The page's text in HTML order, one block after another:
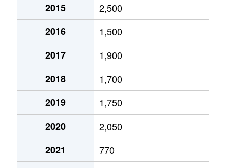
2015
2,500
2016
1,500
2017
1,900
2018
1,700
2019
1,750
2020
2,050
2021
770